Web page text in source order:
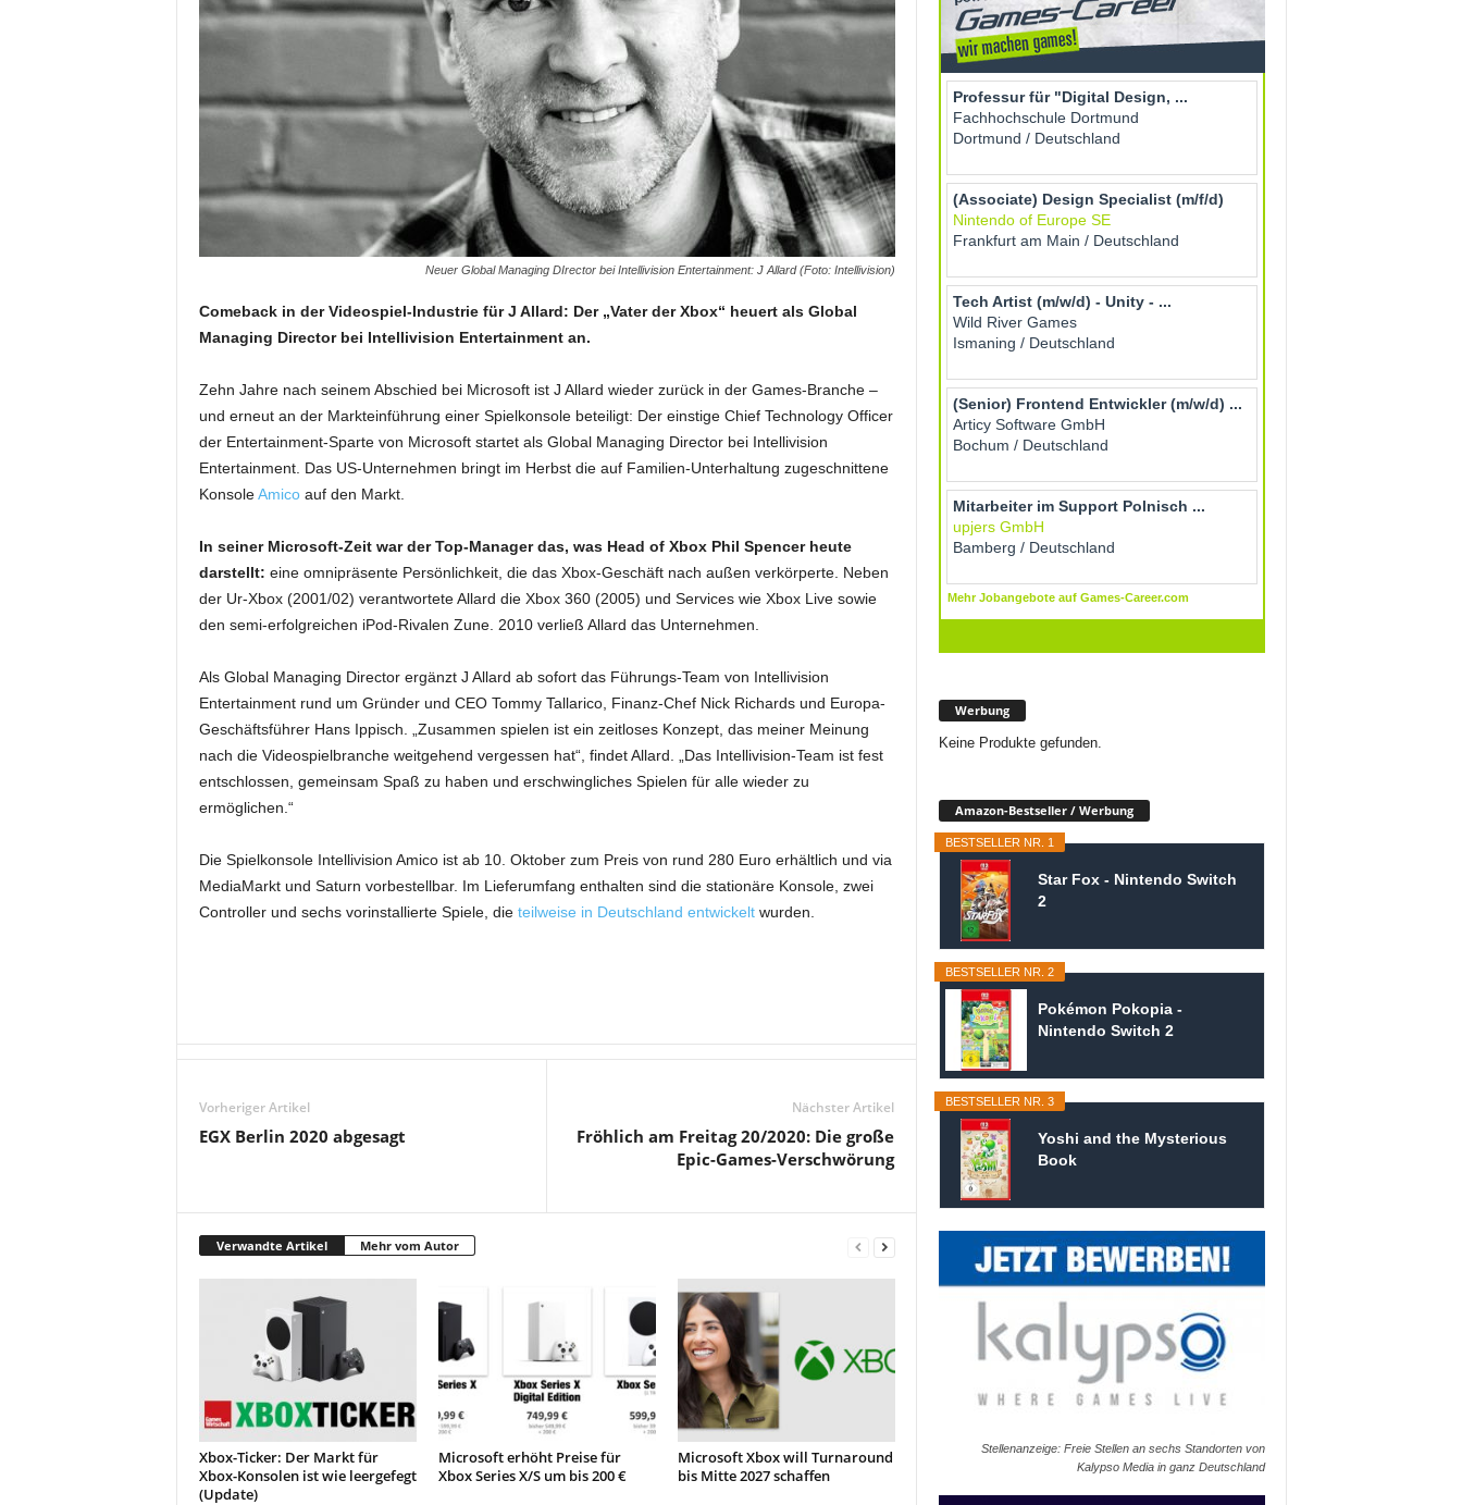
Neuer Global Managing DIrector bei Intellivision Entertainment: J Allard (Foto: Intellivision)
Comeback in der Videospiel-Industrie für J Allard: Der „Vater der Xbox“ heuert als Global
Managing Director bei Intellivision Entertainment an.
Zehn Jahre nach seinem Abschied bei Microsoft ist J Allard wieder zurück in der Games-Branche –
und erneut an der Markteinführung einer Spielkonsole beteiligt: Der einstige Chief Technology Officer
der Entertainment-Sparte von Microsoft startet als Global Managing Director bei Intellivision
Entertainment. Das US-Unternehmen bringt im Herbst die auf Familien-Unterhaltung zugeschnittene
KonsoleAmicoauf den Markt.
In seiner Microsoft-Zeit war der Top-Manager das, was Head of Xbox Phil Spencer heute
darstellt: eine omnipräsente Persönlichkeit, die das Xbox-Geschäft nach außen verkörperte. Neben
der Ur-Xbox (2001/02) verantwortete Allard die Xbox 360 (2005) und Services wie Xbox Live sowie
den semi-erfolgreichen iPod-Rivalen Zune. 2010 verließ Allard das Unternehmen.
Als Global Managing Director ergänzt J Allard ab sofort das Führungs-Team von Intellivision
Entertainment rund um Gründer und CEO Tommy Tallarico, Finanz-Chef Nick Richards und Europa-
Geschäftsführer Hans Ippisch. „Zusammen spielen ist ein zeitloses Konzept, das meiner Meinung
nach die Videospielbranche weitgehend vergessen hat“, findet Allard. „Das Intellivision-Team ist fest
entschlossen, gemeinsam Spaß zu haben und erschwingliches Spielen für alle wieder zu
ermöglichen.“
Die Spielkonsole Intellivision Amico ist ab 10. Oktober zum Preis von rund 280 Euro erhältlich und via
MediaMarkt und Saturn vorbestellbar. Im Lieferumfang enthalten sind die stationäre Konsole, zwei
Controller und sechs vorinstallierte Spiele, die teilweise in Deutschland entwickeltwurden.
Vorheriger Artikel
EGX Berlin 2020 abgesagt
Nächster Artikel
Fröhlich am Freitag 20/2020: Die große
Epic-Games-Verschwörung
Verwandte Artikel Mehr vom Autor
Xbox-Ticker: Der Markt für
Xbox-Konsolen ist wie leergefegt
(Update)
Microsoft erhöht Preise für
Xbox Series X/S um bis 200 €
Microsoft Xbox will Turnaround
bis Mitte 2027 schaffen
Werbung
Keine Produkte gefunden.
Amazon-Bestseller / Werbung
BESTSELLER NR. 1
Star Fox - Nintendo Switch
2
BESTSELLER NR. 2
Pokémon Pokopia -
Nintendo Switch 2
BESTSELLER NR. 3
Yoshi and the Mysterious
Book
Stellenanzeige: Freie Stellen an sechs Standorten von
Kalypso Media in ganz Deutschland